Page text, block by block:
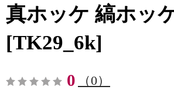
真ホッケ 縞ホッ
[TK29_6k]
0 （0）